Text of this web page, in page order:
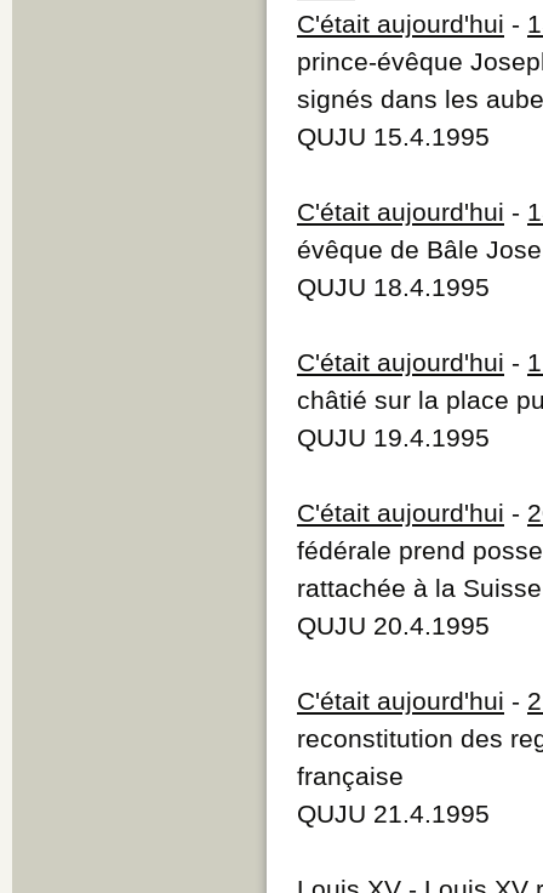
C'était aujourd'hui -
prince-évêque
signés dans les
QUJU 15.4.1995
C'était aujourd'hui -
évêque de Bâle
QUJU 18.4.1995
C'était aujourd'hui -
châtié sur la place
QUJU 19.4.1995
C'était aujourd'hui -
fédérale prend
rattachée à la
QUJU 20.4.1995
C'était aujourd'hui -
reconstitution des
française
QUJU 21.4.1995